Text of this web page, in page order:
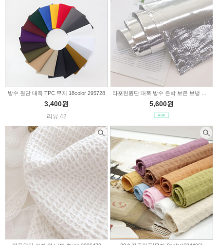
방수 원단 대폭 TPC 무지 18color 295728
3,400원
리뷰 42
5,600원